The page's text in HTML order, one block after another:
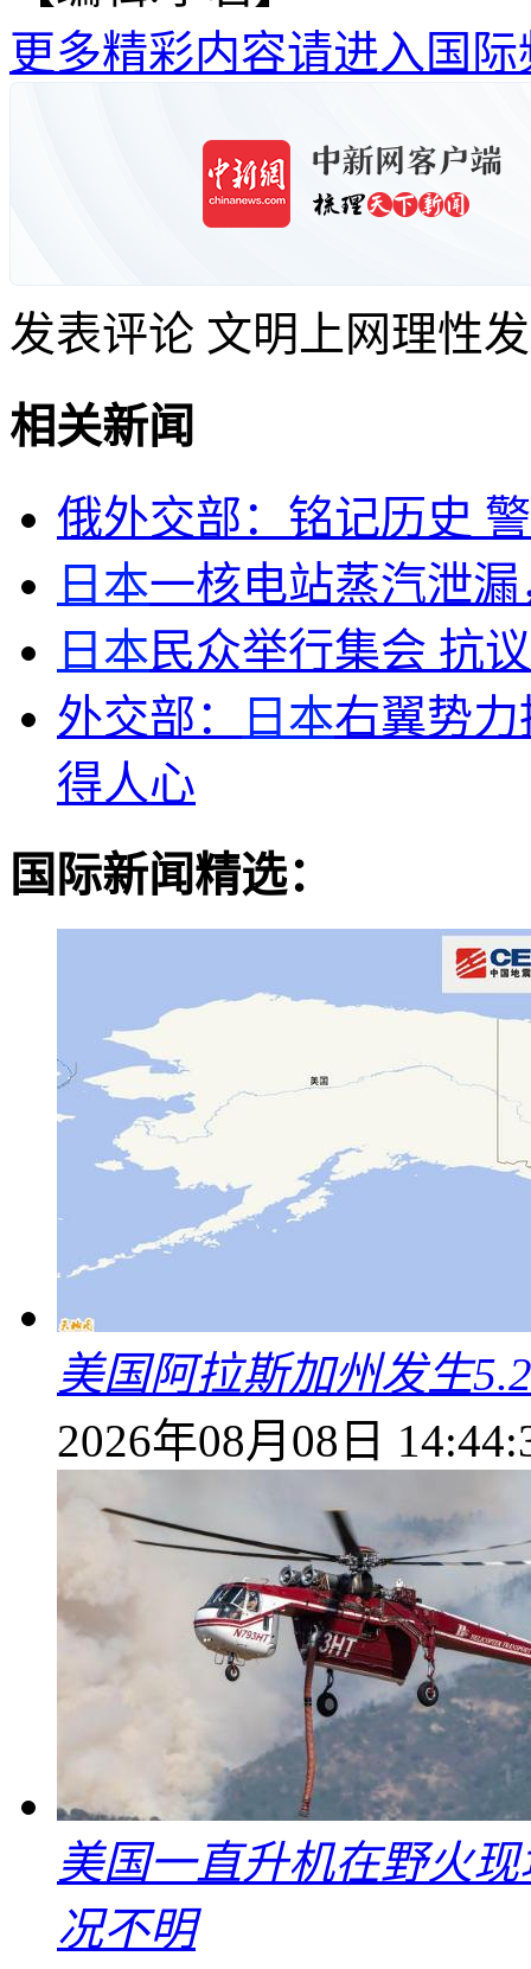
更多精彩内容请进入国际
发表评论 文明上网理性
相关新闻
俄外交部：铭记历史
日本一核电站蒸汽泄
日本民众举行集会 抗
外交部：
日本右翼势
得人心
国际新闻精选：
美国阿拉斯加州发生
2026年08月08日
美国一直升机在野火
况不明